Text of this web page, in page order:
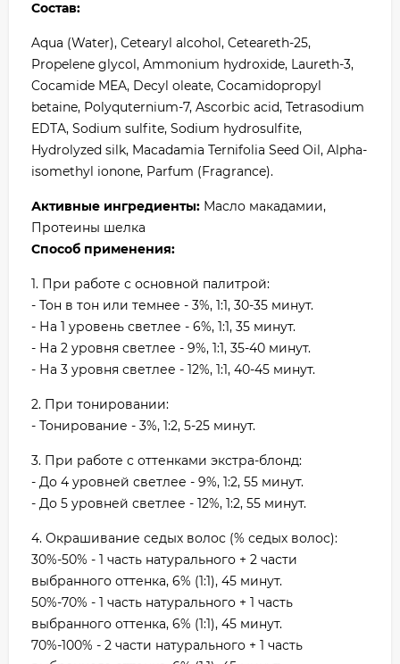
Состав:
Aqua (Water), Cetearyl alcohol, Ceteareth-25,
Propelene glycol, Ammonium hydroxide, Laureth-3,
Cocamide MEA, Decyl oleate, Cocamidopropyl
betaine, Polyquternium-7, Ascorbic acid, Tetrasodium
EDTA, Sodium sulfite, Sodium hydrosulfite,
Hydrolyzed silk, Macadamia Ternifolia Seed Oil, Alpha-
isomethyl ionone, Parfum (Fragrance).
Активные ингредиенты: Масло макадамии,
Протеины шелка
Способ применения:
1. При работе с основной палитрой:
- Тон в тон или темнее - 3%, 1:1, 30-35 минут.
- На 1 уровень светлее - 6%, 1:1, 35 минут.
- На 2 уровня светлее - 9%, 1:1, 35-40 минут.
- На 3 уровня светлее - 12%, 1:1, 40-45 минут.
2. При тонировании:
- Тонирование - 3%, 1:2, 5-25 минут.
3. При работе с оттенками экстра-блонд:
- До 4 уровней светлее - 9%, 1:2, 55 минут.
- До 5 уровней светлее - 12%, 1:2, 55 минут.
4. Окрашивание седых волос (% седых волос):
30%-50% - 1 часть натурального + 2 части
выбранного оттенка, 6% (1:1), 45 минут.
50%-70% - 1 часть натурального + 1 часть
выбранного оттенка, 6% (1:1), 45 минут.
70%-100% - 2 части натурального + 1 часть